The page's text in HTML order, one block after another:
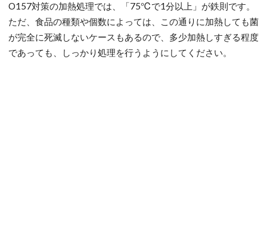
O157対策の加熱処理では、「75℃で1分以上」が鉄則です。
ただ、食品の種類や個数によっては、この通りに加熱しても菌
が完全に死滅しないケースもあるので、多少加熱しすぎる程度
であっても、しっかり処理を行うようにしてください。